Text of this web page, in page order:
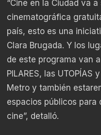
“Cine en la Ciudad va
cinematográfica
país, esto es una
Clara Brugada. Y los
de este programa van
PILARES, las
Metro y también
espacios públicos para
cine”, detalló.